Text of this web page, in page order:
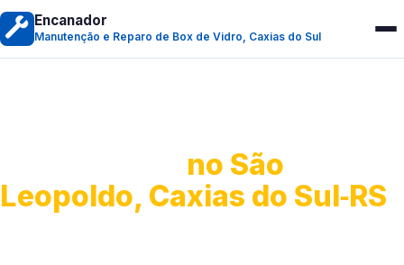
Encanador
Manutenção e Reparo de Box de Vidro, Caxias do Sul
no São
Leopoldo, Caxias do Sul‑RS